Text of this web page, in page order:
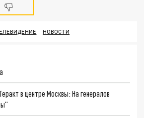
НОВОСТИ
в центре Москвы: На генералов